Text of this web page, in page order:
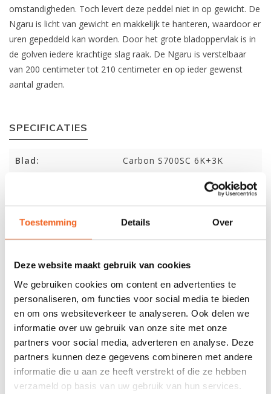
Toestemming Details Over
Deze website maakt gebruik van cookies
We gebruiken cookies om content en advertenties te
personaliseren, om functies voor social media te bieden
en om ons websiteverkeer te analyseren. Ook delen we
informatie over uw gebruik van onze site met onze
partners voor social media, adverteren en analyse. Deze
partners kunnen deze gegevens combineren met andere
informatie die u aan ze heeft verstrekt of die ze hebben
verzameld op basis van uw gebruik van hun services.
omstandigheden. Toch levert deze peddel niet in op gewicht. De
Ngaru is licht van gewicht en makkelijk te hanteren, waardoor er
uren gepeddeld kan worden. Door het grote bladoppervlak is in
de golven iedere krachtige slag raak. De Ngaru is verstelbaar
van 200 centimeter tot 210 centimeter en op ieder gewenst
aantal graden.
SPECIFICATIES
Blad: Carbon S700SC 6K+3K
Carbon S700SC 6K+3K
Deelbaar:
Ja + 360º graden en lengte
verstelbaar
Gewicht: 900 gram
REVIEWS
Nog niet gewaardeerd
0 sterren op basis van 0 beoordelingen